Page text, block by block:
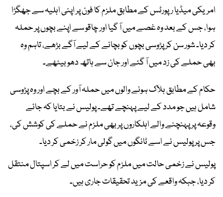
امریکی میڈیا رپورٹس کے مطابق ملزم کا فون پر اپنی اہلیہ سے جھگڑا
ہوا، جس کے بعد وہ غصے میں آ گیا اور چاقو سے اپنے بچوں پر حملہ
کر دیا۔ شور سن کر پڑوسی بچوں کو بچانے کے لیے آگے بڑھے، تاہم وہ
بھی حملے کی زد میں آ گئے اور جان سے ہاتھ دھو بیٹھے۔
حکام کے مطابق ہلاک ہونے والوں میں حملہ آور کے بچے اور وہ پڑوسی
شامل ہیں جو مدد کے لیے پہنچے تھے۔ پولیس نے بتایا کہ جائے
وقوعہ پر پہنچنے والے اہلکاروں پر بھی ملزم نے حملے کی کوشش کی،
جس پر پولیس نے اسے ٹانگوں میں گولی مار کر زخمی کر دیا۔
پولیس نے زخمی حالت میں ملزم کو حراست میں لے کر اسپتال منتقل
کر دیا، جبکہ واقعے کی مزید تحقیقات جاری ہیں۔